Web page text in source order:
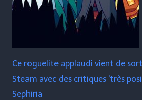
Ce roguelite applaudi vient de
Steam avec des critiques 'très
Sephiria